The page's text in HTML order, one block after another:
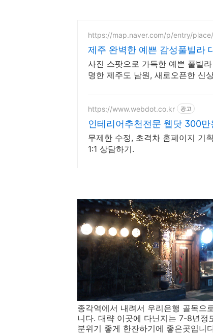
https://map.naver.com/p/entry/
제주 완벽한 예쁜 감성풀빌라
사진 스팟으로 가득한 예쁜 풀빌
명한 제주도 남원, 새로오픈한 신
https://www.webdot.co.kr 광고
인테리어추천전문 웹닷 300
무제한 수정, 초격차 홈페이지 기
1:1 상담하기.
종각역에서 내려서 우리은행 골목으
니다. 대략 이곳에 다닌지는 7-8년정
분위기 좋게 한잔하기에 좋은곳입니